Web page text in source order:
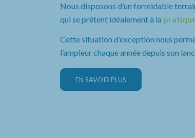
Nous disposons d’un formidable
qui se prêtent idéalement à la
Cette situation d’exception nous
l’ampleur chaque année depuis son
EN SAVOIR PLUS